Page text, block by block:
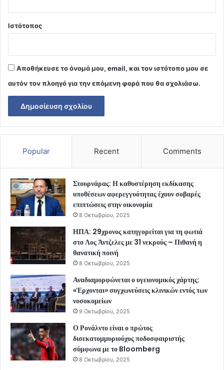
Ιστότοπος
Αποθήκευσε το όνομά μου, email, και τον ιστότοπο μου σε
αυτόν τον πλοηγό για την επόμενη φορά που θα σχολιάσω.
Popular Recent Comments
Στουρνάρας: Η καθυστέρηση εκδίκασης
υποθέσεων αφερεγγυότητας έχουν σοβαρές
επιπτώσεις στην οικονομία
8 Οκτωβρίου, 2025
ΗΠΑ: 29χρονος κατηγορείται για τη φωτιά
στο Λος Άντζελες με 31 νεκρούς – Πιθανή η
θανατική ποινή
8 Οκτωβρίου, 2025
Αναδιαμορφώνεται ο υγειονομικός χάρτης:
«Έρχονται» συγχωνεύσεις κλινικών εντός των
νοσοκομείων
9 Οκτωβρίου, 2025
Ο Ρονάλντο είναι ο πρώτος
δισεκατομμυριούχος ποδοσφαιριστής
σύμφωνα με το Bloomberg
8 Οκτωβρίου, 2025